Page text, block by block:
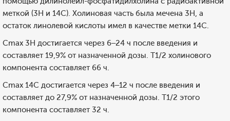
меткой (3Н и 14С). Холиновая часть была мечена 3Н, а
остаток линолевой кислоты имел в качестве метки 14С.
Cmax 3Н достигается через 6–24 ч после введения и
составляет 19,9% от назначенной дозы. T1/2 холинового
компонента составляет 66 ч.
Cmax 14С достигается через 4–12 ч после введения и
составляет до 27,9% от назначенной дозы. T1/2 этого
компонента составляет 32 ч.